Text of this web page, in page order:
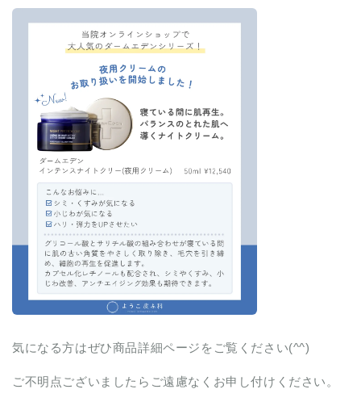
気になる方はぜひ商品詳細ページをご覧ください(^^)
ご不明点ございましたらご遠慮なくお申し付けください。